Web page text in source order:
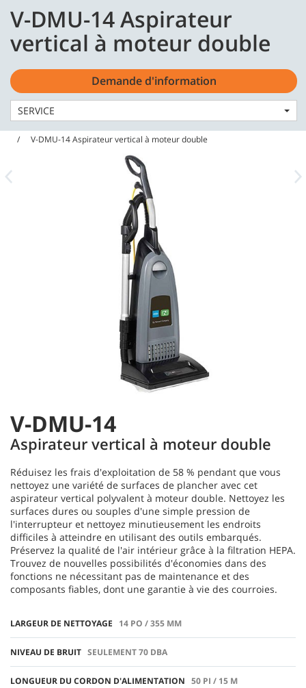
content
navigation
menu
Accueil Machines
Aspirateurs
V-DMU-14 Aspirateur vertical à moteur double
V-DMU-14
Aspirateur vertical à moteur double
Réduisez les frais d'exploitation de 58 % pendant que vous
nettoyez une variété de surfaces de plancher avec cet
aspirateur vertical polyvalent à moteur double. Nettoyez les
surfaces dures ou souples d'une simple pression de
l'interrupteur et nettoyez minutieusement les endroits
difficiles à atteindre en utilisant des outils embarqués.
Préservez la qualité de l'air intérieur grâce à la filtration HEPA.
Trouvez de nouvelles possibilités d'économies dans des
fonctions ne nécessitant pas de maintenance et des
composants fiables, dont une garantie à vie des courroies.
LARGEUR DE NETTOYAGE 14 PO / 355 MM
NIVEAU DE BRUIT SEULEMENT 70 DBA
LONGUEUR DU CORDON D'ALIMENTATION 50 PI / 15 M
V-DMU-14 Aspirateur
vertical à moteur double
Demande d'information
SERVICE